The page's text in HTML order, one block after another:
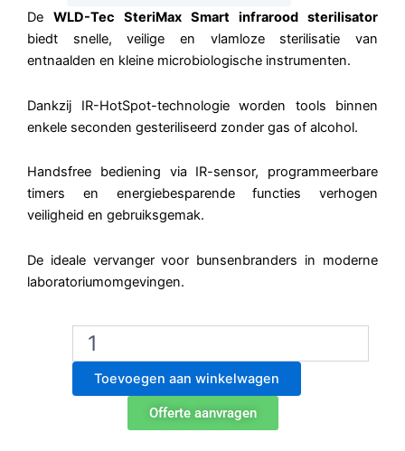
De WLD-Tec SteriMax Smart infrarood sterilisator
biedt snelle, veilige en vlamloze sterilisatie van
entnaalden en kleine microbiologische instrumenten.
Dankzij IR-HotSpot-technologie worden tools binnen
enkele seconden gesteriliseerd zonder gas of alcohol.
Handsfree bediening via IR-sensor, programmeerbare
timers en energiebesparende functies verhogen
veiligheid en gebruiksgemak.
De ideale vervanger voor bunsenbranders in moderne
laboratoriumomgevingen.
WLD-
Tec
SteriMax
Smart
Toevoegen aan winkelwagen
Offerte aanvragen